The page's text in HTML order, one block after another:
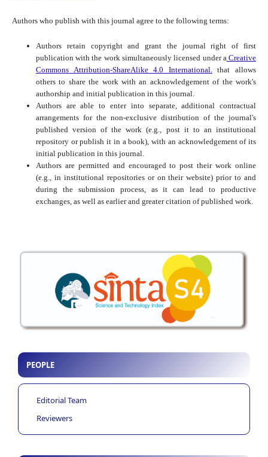
Authors who publish with this journal agree to the following terms:
Authors retain copyright and grant the journal right of first
publication with the work simultaneously licensed under aCreative
Commons Attribution-ShareAlike 4.0 International.that allows
others to share the work with an acknowledgement of the work's
authorship and initial publication in this journal.
Authors are able to enter into separate, additional contractual
arrangements for the non-exclusive distribution of the journal's
published version of the work (e.g., post it to an institutional
repository or publish it in a book), with an acknowledgement of its
initial publication in this journal.
Authors are permitted and encouraged to post their work online
(e.g., in institutional repositories or on their website) prior to and
during the submission process, as it can lead to productive
exchanges, as well as earlier and greater citation of published work.
PEOPLE
Editorial Team
Reviewers